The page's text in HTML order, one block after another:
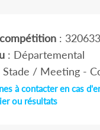
: 320633
: Départemental
/ Meeting -
à contacter en cas
ou résultats